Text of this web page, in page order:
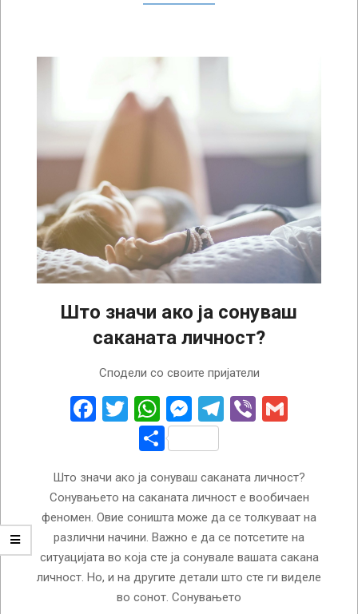
Што значи ако ја сонуваш
саканата личност?
Сподели со своите пријатели
Facebook
Twitter
WhatsApp
Messenger
Telegram
Viber
Share
Што значи ако ја сонуваш саканата личност?
Сонувањето на саканата личност е вообичаен
феномен. Овие соништа може да се толкуваат на
различни начини. Важно е да се потсетите на
ситуацијата во која сте ја сонувале вашата сакана
личност. Но, и на другите детали што сте ги виделе
во сонот. Сонувањето